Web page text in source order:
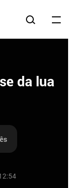
da lua